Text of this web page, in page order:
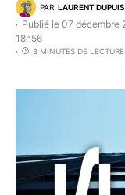
PAR LAURENT DUPUIS
Publié le 07 décembre
18h56
3 MINUTES DE LECTURE